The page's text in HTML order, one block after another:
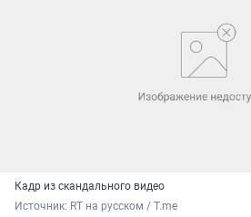
Кадр из скандального видео
Источник: RT на русском / T.me